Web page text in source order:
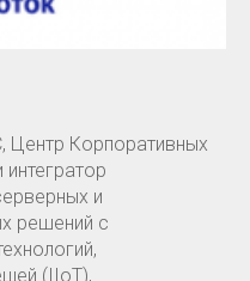
Центр Корпоративных
и
решений с
(IIoT),